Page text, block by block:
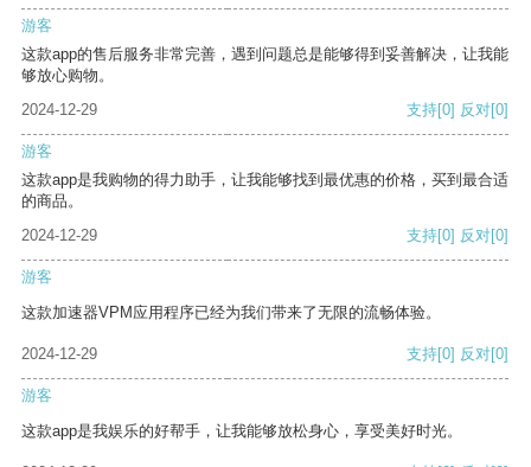
游客
这款app的售后服务非常完善，遇到问题总是能够得到妥善解决，让我能
够放心购物。
2024-12-29
支持[0] 反对[0]
游客
这款app是我购物的得力助手，让我能够找到最优惠的价格，买到最合适
的商品。
2024-12-29
支持[0] 反对[0]
游客
这款加速器VPM应用程序已经为我们带来了无限的流畅体验。
2024-12-29 支持[0] 反对[0]
游客
这款app是我娱乐的好帮手，让我能够放松身心，享受美好时光。